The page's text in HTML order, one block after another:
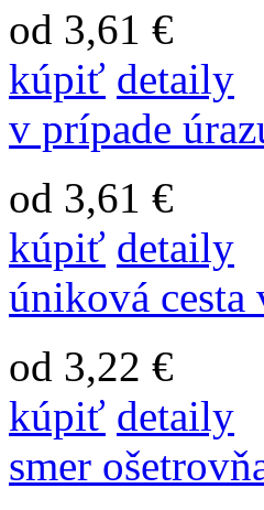
od 3,61 €
kúpiť detaily
v prípade
od 3,61 €
kúpiť detaily
úniková cesta
od 3,22 €
kúpiť detaily
smer